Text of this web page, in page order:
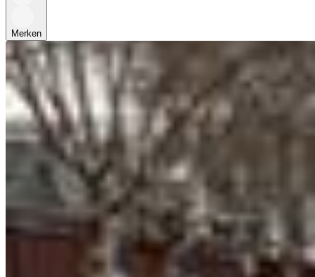
Merken